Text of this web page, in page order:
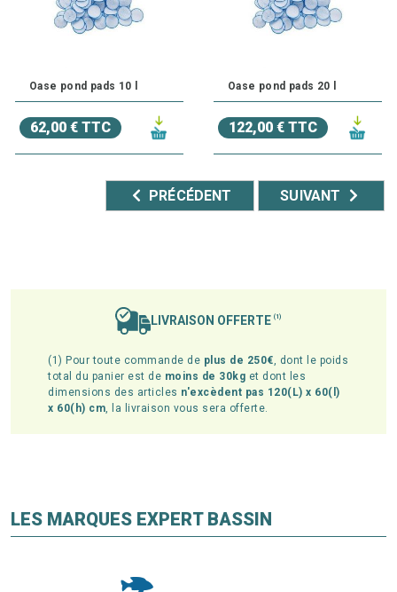
Oase pond pads 10 l
62,00 € TTC
Oase pond pads 20 l
122,00 € TTC
PRÉCÉDENT SUIVANT
LIVRAISON OFFERTE (1)
(1) Pour toute commande de plus de 250€, dont le poids
total du panier est de moins de 30kg et dont les
dimensions des articles n'excèdent pas 120(L) x 60(l)
x 60(h) cm, la livraison vous sera offerte.
LES MARQUES EXPERT BASSIN